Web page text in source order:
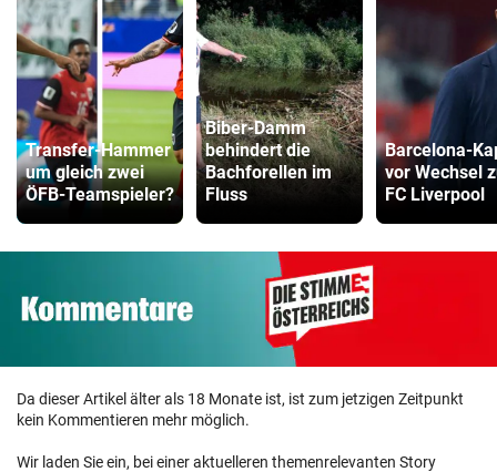
Transfer-Hammer
um gleich zwei
ÖFB-Teamspieler?
Biber-Damm
behindert die
Bachforellen im
Fluss
Barcelona-
vor Wechsel
FC Liverpool
Da dieser Artikel älter als 18 Monate ist, ist zum jetzigen Zeitpunkt
kein Kommentieren mehr möglich.
Wir laden Sie ein, bei einer aktuelleren themenrelevanten Story